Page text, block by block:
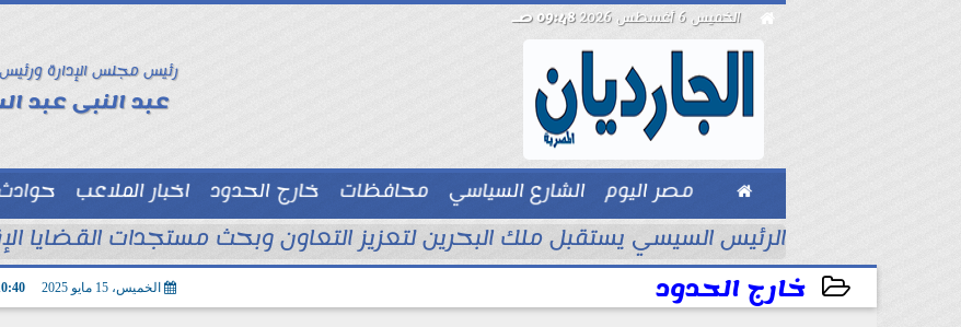
 الخميس 6 أغسطس 2026 09:48 صـ
رئيس مجلس الإدارة ورئيس
عبد النبى عبد
 مصر اليوم الشارع السياسي محافظات خارج الحدود اخبار الملاعب
بيزنس
توك شو
الرئيس السيسي يستقبل ملك البحرين لتعزيز التعاون وبحث مستجدات القضايا
خارج الحدود الخميس، 15 مايو 2025 10:40